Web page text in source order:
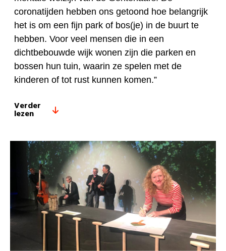
coronatijden hebben ons getoond hoe belangrijk
het is om een fijn park of bos(je) in de buurt te
hebben. Voor veel mensen die in een
dichtbebouwde wijk wonen zijn die parken en
bossen hun tuin, waarin ze spelen met de
kinderen of tot rust kunnen komen.”
Verder
lezen